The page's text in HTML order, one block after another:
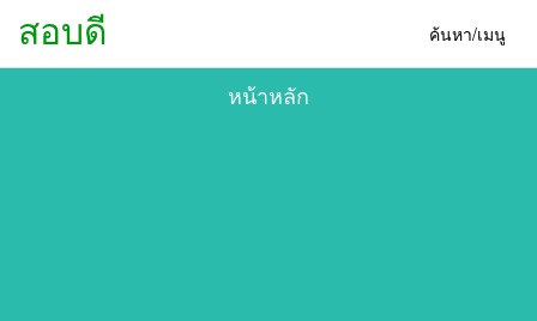
ค้นหา/เมนู
สอบดี
หน้าหลัก